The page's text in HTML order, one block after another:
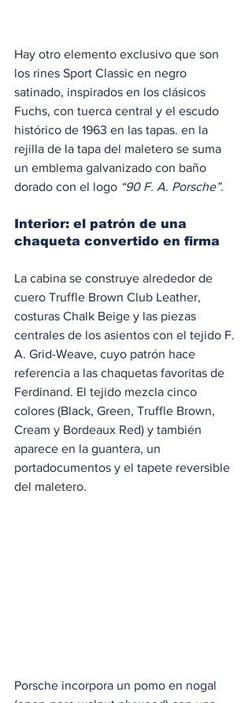
Hay otro elemento exclusivo que son
los rines Sport Classic en negro
satinado, inspirados en los clásicos
Fuchs, con tuerca central y el escudo
histórico de 1963 en las tapas. en la
rejilla de la tapa del maletero se suma
un emblema galvanizado con baño
dorado con el logo “90 F. A. Porsche”.
Interior: el patrón de una
chaqueta convertido en firma
La cabina se construye alrededor de
cuero Truffle Brown Club Leather,
costuras Chalk Beige y las piezas
centrales de los asientos con el tejido F.
A. Grid-Weave, cuyo patrón hace
referencia a las chaquetas favoritas de
Ferdinand. El tejido mezcla cinco
colores (Black, Green, Truffle Brown,
Cream y Bordeaux Red) y también
aparece en la guantera, un
portadocumentos y el tapete reversible
del maletero.
Porsche incorpora un pomo en nogal